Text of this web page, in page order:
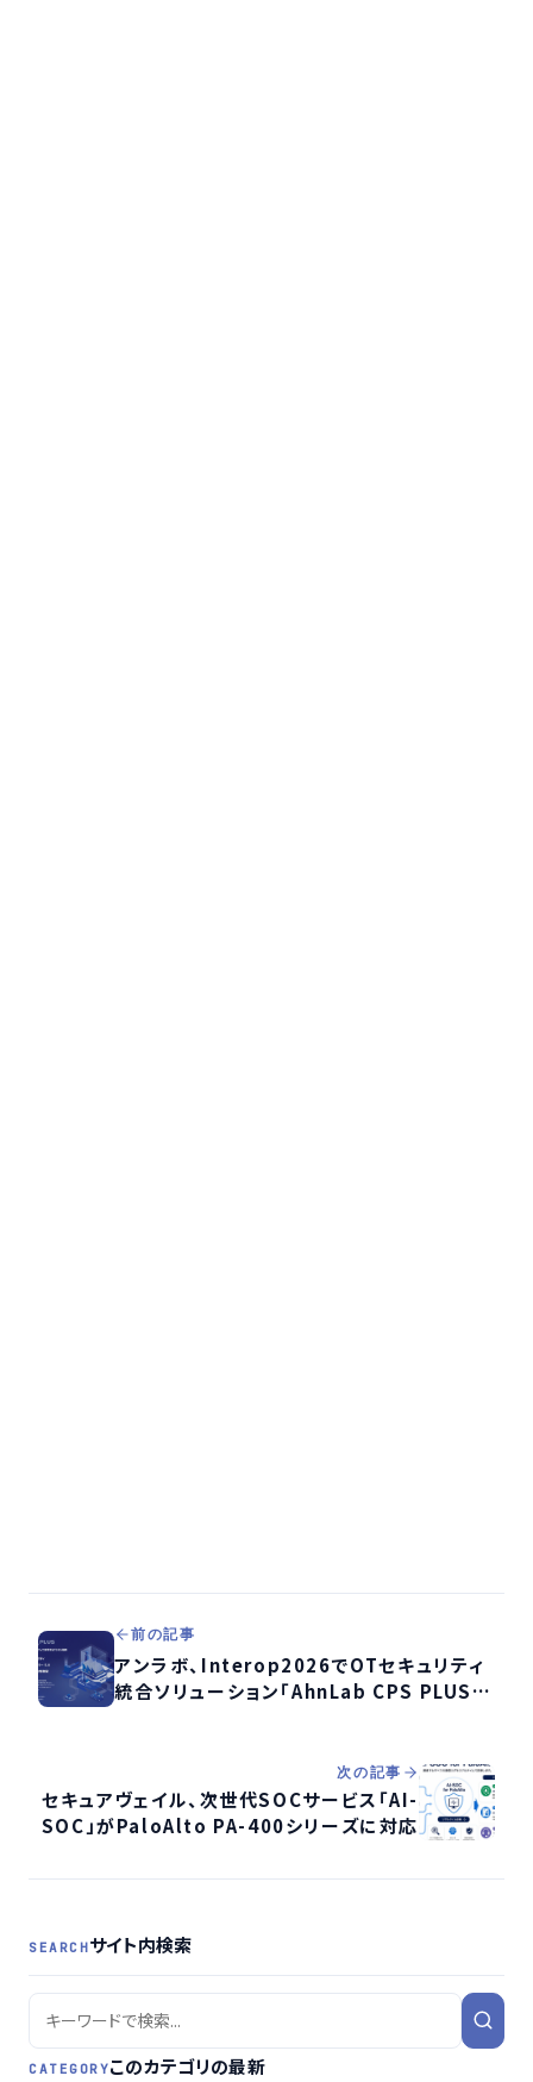
前の記事
アンラボ、Interop2026でOTセキュリティ
統合ソリューション「AhnLab CPS PLUS
次の記事
セキュアヴェイル、次世代SOCサービス「AI-
SOC」がPaloAlto PA-400シリーズに対応
SEARCHサイト内検索
CATEGORYこのカテゴリの最新